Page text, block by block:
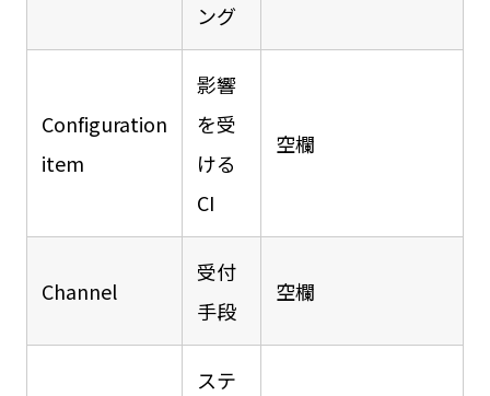
ング
Configuration
item
影響
を受
ける
CI
空欄
Channel
受付
手段
空欄
ステ